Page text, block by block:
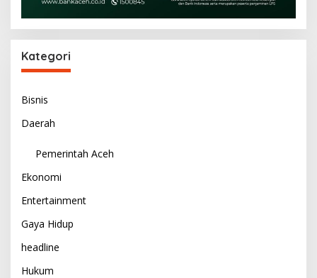
Kategori
Bisnis
Daerah
Pemerintah Aceh
Ekonomi
Entertainment
Gaya Hidup
headline
Hukum